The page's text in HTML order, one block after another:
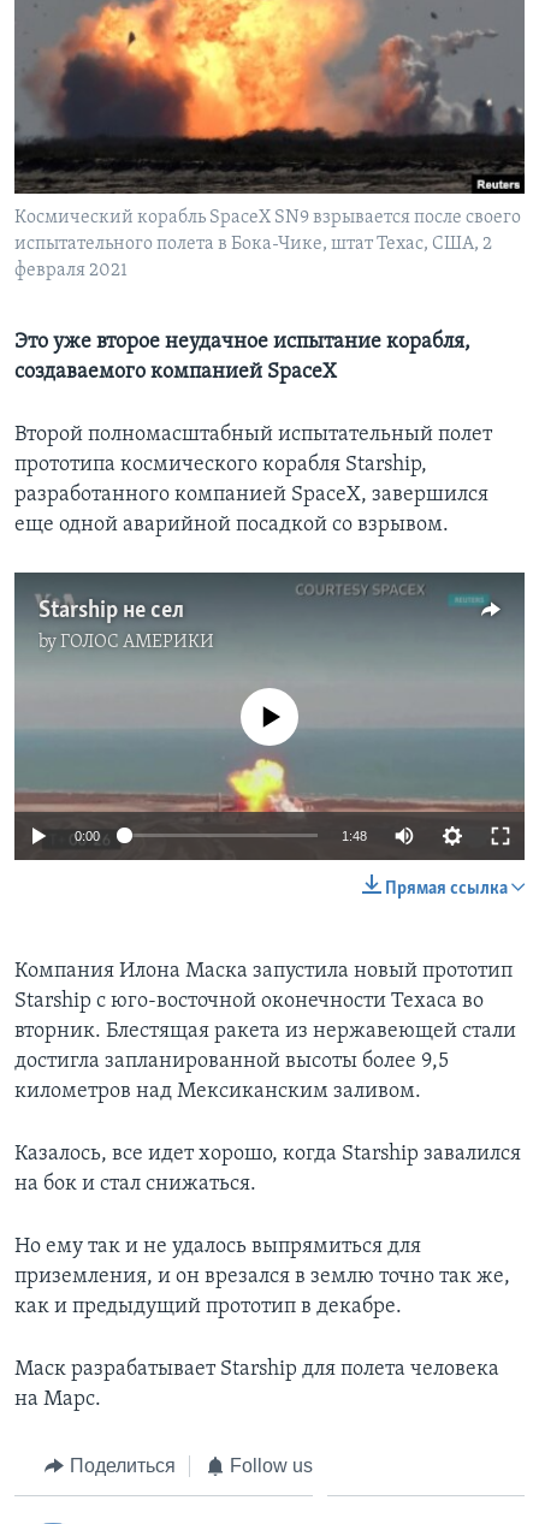
Learning English
Языки
Космический корабль SpaceX SN9 взрывается после своего
испытательного полета в Бока-Чике, штат Техас, США, 2
февраля 2021
Это уже второе неудачное испытание корабля,
создаваемого компанией SpaceX
Второй полномасштабный испытательный полет
прототипа космического корабля Starship,
разработанного компанией SpaceX, завершился
еще одной аварийной посадкой со взрывом.
Starship не сел
byГОЛОС АМЕРИКИ
No media source currently available
0:00 1:48
Прямая ссылка
Компания Илона Маска запустила новый прототип
Starship с юго-восточной оконечности Техаса во
вторник. Блестящая ракета из нержавеющей стали
достигла запланированной высоты более 9,5
километров над Мексиканским заливом.
Казалось, все идет хорошо, когда Starship завалился
на бок и стал снижаться.
Ho eму так и не удалось выпрямиться для
приземления, и он врезался в землю точно так же,
как и предыдущий прототип в декабре.
Маск разрабатывает Starship для полета человека
на Марс.
Поделиться Follow us